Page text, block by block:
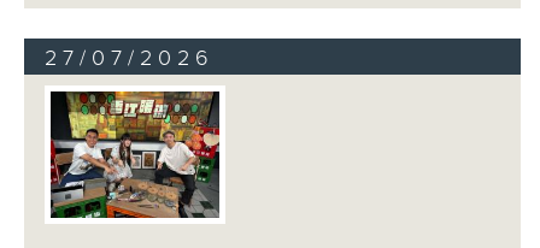
27/07/2026